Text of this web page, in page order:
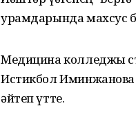
урамдарында махсус
Медицина колледжы
Истикбол
әйтеп үтте.